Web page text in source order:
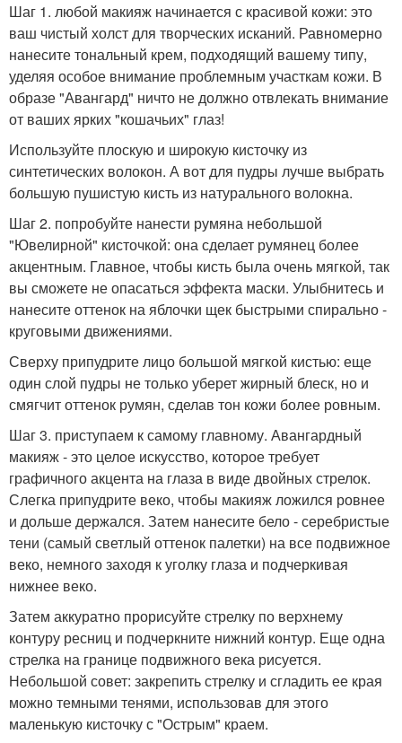
Шаг 1. любой макияж начинается с красивой кожи: это
ваш чистый холст для творческих исканий. Равномерно
нанесите тональный крем, подходящий вашему типу,
уделяя особое внимание проблемным участкам кожи. В
образе "Авангард" ничто не должно отвлекать внимание
от ваших ярких "кошачьих" глаз!
Используйте плоскую и широкую кисточку из
синтетических волокон. А вот для пудры лучше выбрать
большую пушистую кисть из натурального волокна.
Шаг 2. попробуйте нанести румяна небольшой
"Ювелирной" кисточкой: она сделает румянец более
акцентным. Главное, чтобы кисть была очень мягкой, так
вы сможете не опасаться эффекта маски. Улыбнитесь и
нанесите оттенок на яблочки щек быстрыми спирально -
круговыми движениями.
Сверху припудрите лицо большой мягкой кистью: еще
один слой пудры не только уберет жирный блеск, но и
смягчит оттенок румян, сделав тон кожи более ровным.
Шаг 3. приступаем к самому главному. Авангардный
макияж - это целое искусство, которое требует
графичного акцента на глаза в виде двойных стрелок.
Слегка припудрите веко, чтобы макияж ложился ровнее
и дольше держался. Затем нанесите бело - серебристые
тени (самый светлый оттенок палетки) на все подвижное
веко, немного заходя к уголку глаза и подчеркивая
нижнее веко.
Затем аккуратно прорисуйте стрелку по верхнему
контуру ресниц и подчеркните нижний контур. Еще одна
стрелка на границе подвижного века рисуется.
Небольшой совет: закрепить стрелку и сгладить ее края
можно темными тенями, использовав для этого
маленькую кисточку с "Острым" краем.